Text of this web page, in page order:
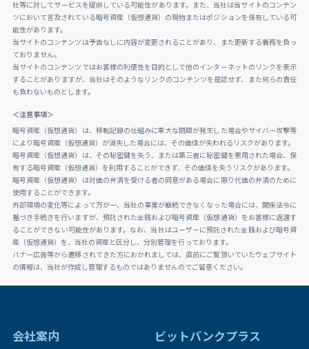
社等に対してサービスを提供している可能性があります。また、当社は当サイトのコンテン
ツにおいて言及されている暗号資産（仮想通貨）の現物またはポジションを保有している可
能性があります。
当サイトのコンテンツは予告なしに内容が変更されることがあり、また更新する義務を負っ
ておりません。
当サイトのコンテンツではお客様の利便性を目的として他のインターネットのリンクを表示
することがありますが、当社はそのようなリンクのコンテンツを是認せず、また何らの責任
も負わないものとします。
＜注意事項＞
暗号資産（仮想通貨）は、移転記録の仕組みに重大な問題が発生した場合やサイバー攻撃等
により暗号資産（仮想通貨）が消失した場合には、その価値が失われるリスクがあります。
暗号資産（仮想通貨）は、その秘密鍵を失う、または第三者に秘密鍵を悪用された場合、保
有する暗号資産（仮想通貨）を利用することができず、その価値を失うリスクがあります。
暗号資産（仮想通貨）は対価の弁済を受ける者の同意がある場合に限り代価の弁済のために
使用することができます。
外部環境の変化等によって万が一、当社の事業が継続できなくなった場合には、関係法令に
基づき手続きを行いますが、預託された金銭および暗号資産（仮想通貨）をお客様に返還す
ることができない可能性があります。なお、当社はユーザーに預託された金銭および暗号資
産（仮想通貨）を、当社の資産と区分し、分別管理を行っております。
バナー広告等から遷移されてきた方におかれましては、直前にご覧頂いていたウェブサイト
の情報は、当社が作成し管理するものではありませんのでご留意ください。
会社案内 ビットバンクプラス